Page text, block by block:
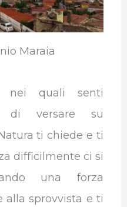
m
Maraia
nei quali senti
di versare su
ti chiede e ti
difficilmente ci si
una forza
alla sprovvista e ti